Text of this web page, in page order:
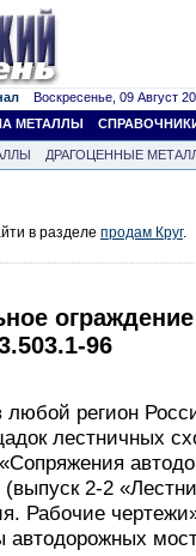
Воскресенье, 09 Август
МЕТАЛЛЫ
ДРАГОЦЕННЫЕ
в разделе продам Круг.
96
регион
лестничных
2-2
Рабочие
автодорожных